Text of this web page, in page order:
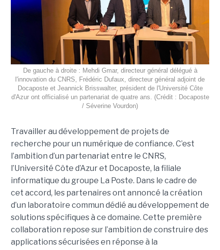
De gauche à droite : Mehdi Gmar, directeur général délégué à
l'innovation du CNRS, Frédéric Dufaux, directeur général adjoint de
Docaposte et Jeannick Brisswalter, président de l'Université Côte
d'Azur ont officialisé un partenariat de quatre ans. (Crédit : Docaposte
/ Séverine Vourdon)
Travailler au développement de projets de
recherche pour un numérique de confiance. C’est
l’ambition d’un partenariat entre le CNRS,
l’Université Côte d’Azur et Docaposte, la filiale
informatique du groupe La Poste. Dans le cadre de
cet accord, les partenaires ont annoncé la création
d’un laboratoire commun dédié au développement de
solutions spécifiques à ce domaine. Cette première
collaboration repose sur l’ambition de construire des
applications sécurisées en réponse à la